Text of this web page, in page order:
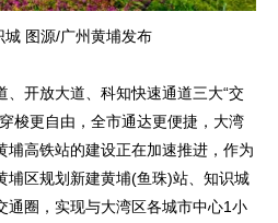
城 图源/广州黄埔发布
、开放大道、科知快速通道三大“交
梭更自由，全市通达更便捷，大湾
埔高铁站的建设正在加速推进，作为
埔区规划新建黄埔(鱼珠)站、知识城
通圈，实现与大湾区各城市中心1小